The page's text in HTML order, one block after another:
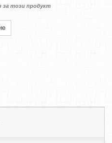
за този продукт